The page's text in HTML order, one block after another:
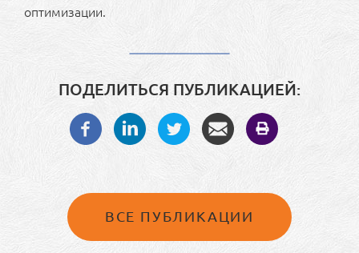
оптимизации.
ПОДЕЛИТЬСЯ ПУБЛИКАЦИЕЙ:
ВСЕ ПУБЛИКАЦИИ